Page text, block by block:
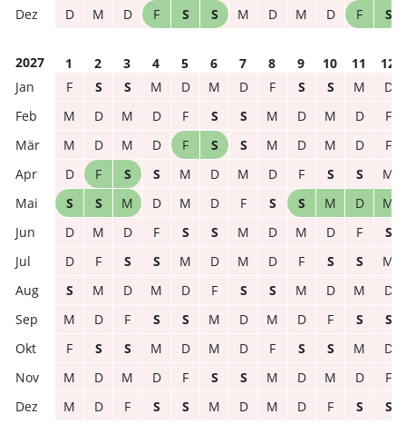
D
M D F S S M D M D F S
2027 1 2 3 4 5 6 7 8 9 10 11
12
F
S S M D M D F S S M
D
M
D M D F S S M D M D
F
M
D M D F S S M D M D
F
D
F S S M D M D F S S
M
S
S M D M D F S S M D
M
D
M D F S S M D M D F
S
D
F S S M D M D F S S
M
S
M D M D F S S M D M
D
M
D F S S M D M D F S
S
F
S S M D M D F S S M
D
M
D M D F S S M D M D
F
M
D F S S M D M D F S S